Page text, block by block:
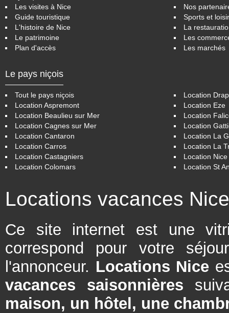
Les visites à Nice
Guide touristique
L'histoire de Nice
Le patrimoine
Plan d'accès
Nos
Sports et
La
Les
Les marchés
Le pays niçois
Tout le pays niçois
Location Aspremont
Location Beaulieu sur Mer
Location Cagnes sur Mer
Location Cantaron
Location Carros
Location Castagniers
Location Colomars
Location Drap
Location Eze
Location
Location
Location La
Location La
Location Nice
Location St
Locations vacances Nice
Ce site internet est une
correspond pour votre
l'annonceur. Locations Nice
vacances saisonnières
maison, un hôtel, une